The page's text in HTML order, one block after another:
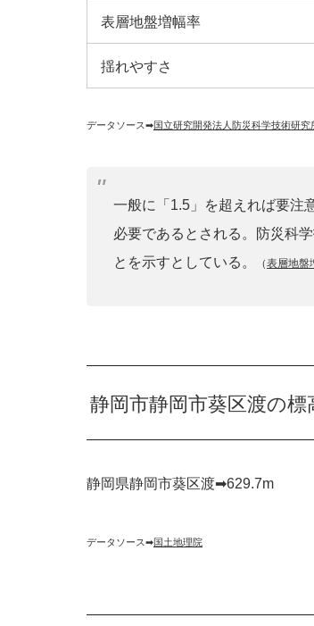
表層地盤増幅率
揺れやすさ
データソース➡︎国立研究開発法人防災科学技術研究
一般に「1.5」を超えれば要注
必要であるとされる。防災科
とを示すとしている。
（表層地盤
静岡市静岡市葵区渡の標
静岡県静岡市葵区渡➡︎629.7m
データソース➡︎国土地理院